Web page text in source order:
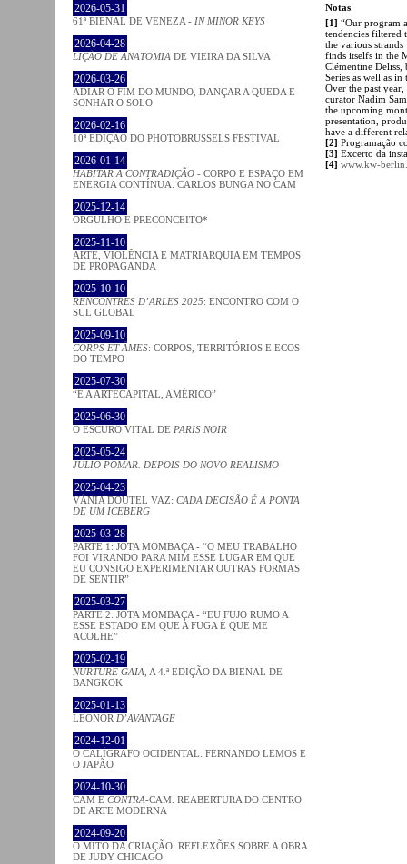
2026-05-31
61ª BIENAL DE VENEZA - IN MINOR KEYS
2026-04-28
LIÇÃO DE ANATOMIA DE VIEIRA DA SILVA
2026-03-26
ADIAR O FIM DO MUNDO, DANÇAR A QUEDA E
SONHAR O SOLO
2026-02-16
10ª EDIÇÃO DO PHOTOBRUSSELS FESTIVAL
2026-01-14
HABITAR A CONTRADIÇÃO - CORPO E ESPAÇO EM
ENERGIA CONTÍNUA. CARLOS BUNGA NO CAM
2025-12-14
ORGULHO E PRECONCEITO*
2025-11-10
ARTE, VIOLÊNCIA E MATRIARQUIA EM TEMPOS
DE PROPAGANDA
2025-10-10
RENCONTRES D’ARLES 2025: ENCONTRO COM O
SUL GLOBAL
2025-09-10
CORPS ET ÂMES: CORPOS, TERRITÓRIOS E ECOS
DO TEMPO
2025-07-30
“É A ARTECAPITAL, AMÉRICO”
2025-06-30
O ESCURO VITAL DE PARIS NOIR
2025-05-24
JÚLIO POMAR. DEPOIS DO NOVO REALISMO
2025-04-23
VÂNIA DOUTEL VAZ: CADA DECISÃO É A PONTA
DE UM ICEBERG
2025-03-28
PARTE 1: JOTA MOMBAÇA - “O MEU TRABALHO
FOI VIRANDO PARA MIM ESSE LUGAR EM QUE
EU CONSIGO EXPERIMENTAR OUTRAS FORMAS
DE SENTIR”
2025-03-27
PARTE 2: JOTA MOMBAÇA - “EU FUJO RUMO A
ESSE ESTADO EM QUE A FUGA É QUE ME
ACOLHE”
2025-02-19
NURTURE GAIA , A 4.ª EDIÇÃO DA BIENAL DE
BANGKOK
2025-01-13
LEONOR D’AVANTAGE
2024-12-01
O CALÍGRAFO OCIDENTAL. FERNANDO LEMOS E
O JAPÃO
2024-10-30
CAM E CONTRA-CAM. REABERTURA DO CENTRO
DE ARTE MODERNA
2024-09-20
O MITO DA CRIAÇÃO: REFLEXÕES SOBRE A OBRA
DE JUDY CHICAGO
Notas
[1] “Our program
tendencies filtered
the various
finds itselfs in the
Clémentine
Series as well as
Over the past
curator Nadim
the upcoming
presentation,
have a different
[2] Programação
[3] Excerto da
[4] www.kw-